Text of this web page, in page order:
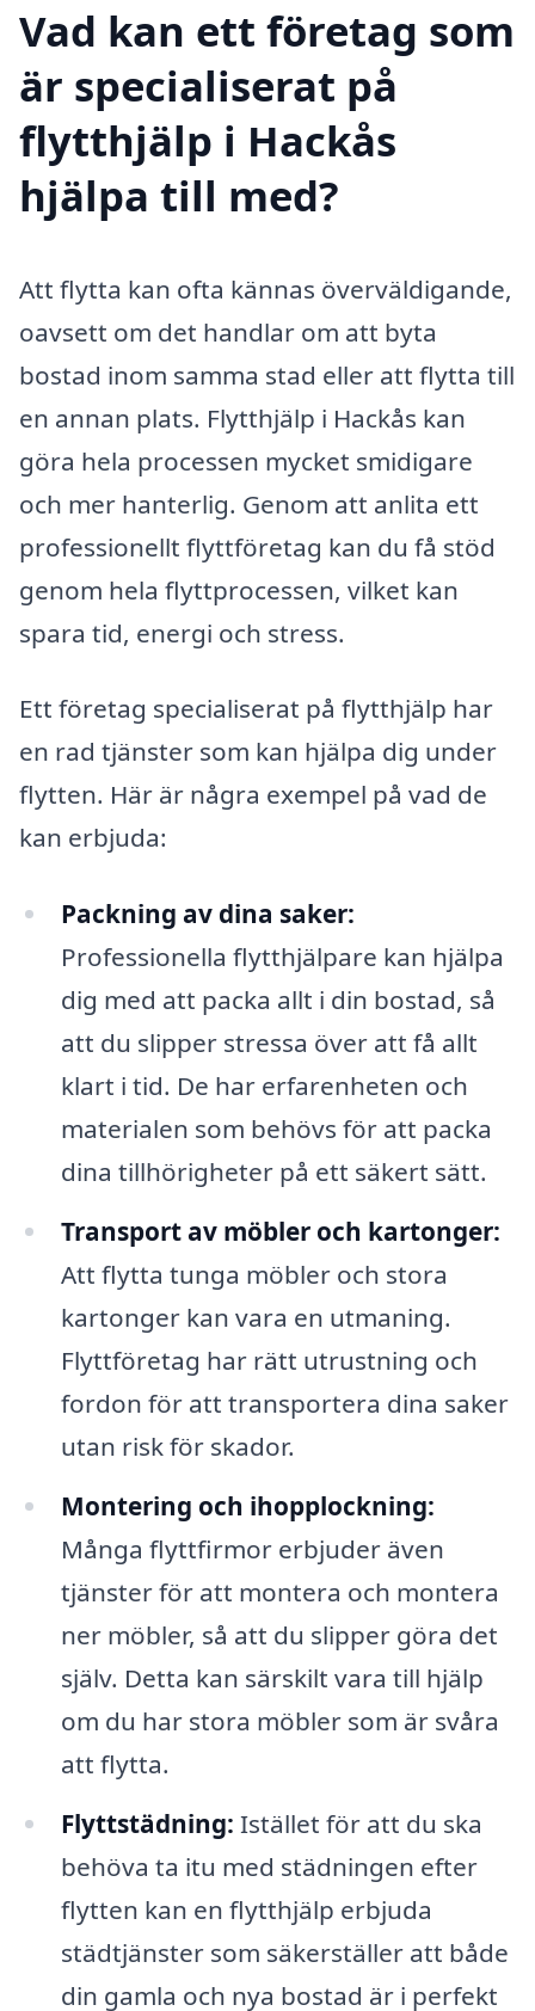
Vad kan ett företag som
är specialiserat på
flytthjälp i Hackås
hjälpa till med?
Att flytta kan ofta kännas överväldigande,
oavsett om det handlar om att byta
bostad inom samma stad eller att flytta till
en annan plats. Flytthjälp i Hackås kan
göra hela processen mycket smidigare
och mer hanterlig. Genom att anlita ett
professionellt flyttföretag kan du få stöd
genom hela flyttprocessen, vilket kan
spara tid, energi och stress.
Ett företag specialiserat på flytthjälp har
en rad tjänster som kan hjälpa dig under
flytten. Här är några exempel på vad de
kan erbjuda:
Packning av dina saker:
Professionella flytthjälpare kan hjälpa
dig med att packa allt i din bostad, så
att du slipper stressa över att få allt
klart i tid. De har erfarenheten och
materialen som behövs för att packa
dina tillhörigheter på ett säkert sätt.
Transport av möbler och kartonger:
Att flytta tunga möbler och stora
kartonger kan vara en utmaning.
Flyttföretag har rätt utrustning och
fordon för att transportera dina saker
utan risk för skador.
Montering och ihopplockning:
Många flyttfirmor erbjuder även
tjänster för att montera och montera
ner möbler, så att du slipper göra det
själv. Detta kan särskilt vara till hjälp
om du har stora möbler som är svåra
att flytta.
Flyttstädning: Istället för att du ska
behöva ta itu med städningen efter
flytten kan en flytthjälp erbjuda
städtjänster som säkerställer att både
din gamla och nya bostad är i perfekt